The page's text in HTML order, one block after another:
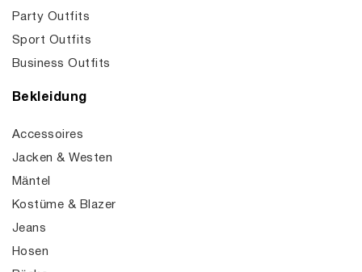
Party Outfits
Sport Outfits
Business Outfits
Bekleidung
Accessoires
Jacken & Westen
Mäntel
Kostüme & Blazer
Jeans
Hosen